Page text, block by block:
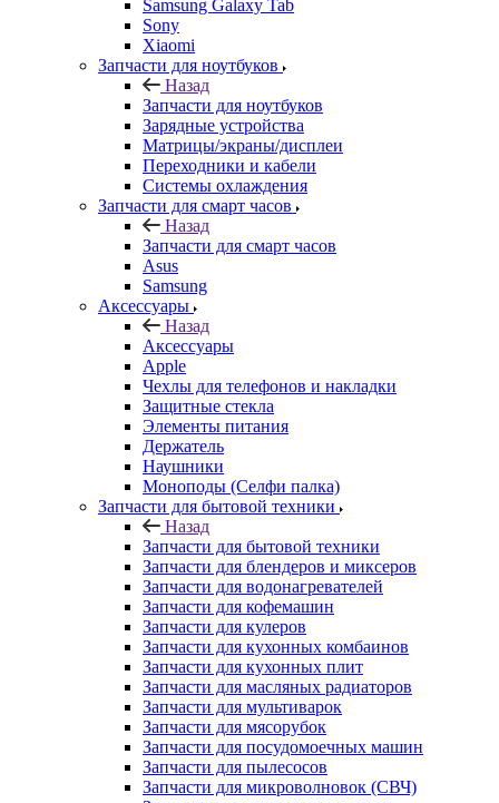
Samsung Galaxy Tab
Sony
Xiaomi
Запчасти для ноутбуков
Назад
Запчасти для ноутбуков
Зарядные устройства
Матрицы/экраны/дисплеи
Переходники и кабели
Системы охлаждения
Запчасти для смарт часов
Назад
Запчасти для смарт часов
Asus
Samsung
Аксессуары
Назад
Аксессуары
Apple
Чехлы для телефонов и накладки
Защитные стекла
Элементы питания
Держатель
Наушники
Моноподы (Селфи палка)
Запчасти для бытовой техники
Назад
Запчасти для бытовой техники
Запчасти для блендеров и миксеров
Запчасти для водонагревателей
Запчасти для кофемашин
Запчасти для кулеров
Запчасти для кухонных комбаинов
Запчасти для кухонных плит
Запчасти для масляных радиаторов
Запчасти для мультиварок
Запчасти для мясорубок
Запчасти для посудомоечных машин
Запчасти для пылесосов
Запчасти для микроволновок (СВЧ)